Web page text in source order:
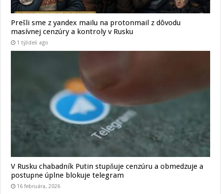
Prešli sme z yandex mailu na protonmail z dôvodu
masívnej cenzúry a kontroly v Rusku
1 týždeň ago
V Rusku chabadník Putin stupňuje cenzúru a obmedzuje a
postupne úplne blokuje telegram
16 februára, 2026